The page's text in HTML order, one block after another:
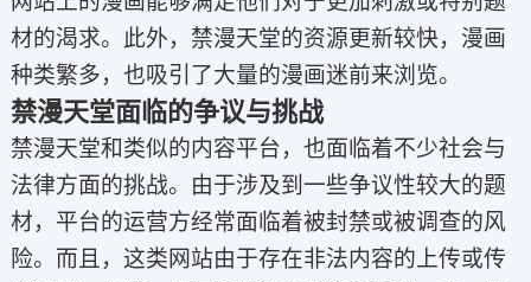
材的渴求。此外，禁漫天堂的资源更新较快，漫画
种类繁多，也吸引了大量的漫画迷前来浏览。
禁漫天堂面临的争议与挑战
禁漫天堂和类似的内容平台，也面临着不少社会与
法律方面的挑战。由于涉及到一些争议性较大的题
材，平台的运营方经常面临着被封禁或被调查的风
险。而且，这类网站由于存在非法内容的上传或传